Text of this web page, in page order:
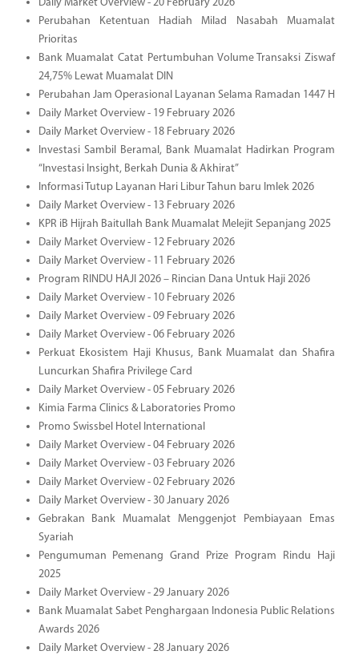
Daily Market Overview - 20 February 2026
Perubahan Ketentuan Hadiah Milad Nasabah Muamalat
Prioritas
Bank Muamalat Catat Pertumbuhan Volume Transaksi Ziswaf
24,75% Lewat Muamalat DIN
Perubahan Jam Operasional Layanan Selama Ramadan 1447 H
Daily Market Overview - 19 February 2026
Daily Market Overview - 18 February 2026
Investasi Sambil Beramal, Bank Muamalat Hadirkan Program
“Investasi Insight, Berkah Dunia & Akhirat”
Informasi Tutup Layanan Hari Libur Tahun baru Imlek 2026
Daily Market Overview - 13 February 2026
KPR iB Hijrah Baitullah Bank Muamalat Melejit Sepanjang 2025
Daily Market Overview - 12 February 2026
Daily Market Overview - 11 February 2026
Program RINDU HAJI 2026 – Rincian Dana Untuk Haji 2026
Daily Market Overview - 10 February 2026
Daily Market Overview - 09 February 2026
Daily Market Overview - 06 February 2026
Perkuat Ekosistem Haji Khusus, Bank Muamalat dan Shafira
Luncurkan Shafira Privilege Card
Daily Market Overview - 05 February 2026
Kimia Farma Clinics & Laboratories Promo
Promo Swissbel Hotel International
Daily Market Overview - 04 February 2026
Daily Market Overview - 03 February 2026
Daily Market Overview - 02 February 2026
Daily Market Overview - 30 January 2026
Gebrakan Bank Muamalat Menggenjot Pembiayaan Emas
Syariah
Pengumuman Pemenang Grand Prize Program Rindu Haji
2025
Daily Market Overview - 29 January 2026
Bank Muamalat Sabet Penghargaan Indonesia Public Relations
Awards 2026
Daily Market Overview - 28 January 2026